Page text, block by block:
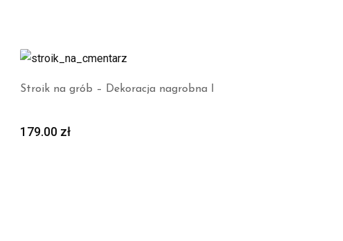
Stroik na grób – Dekoracja nagrobna I
179.00 zł